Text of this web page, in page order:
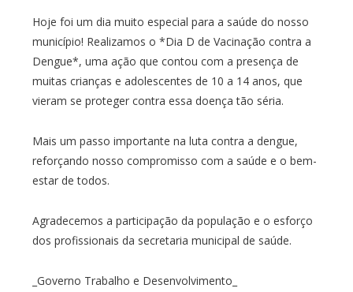
Hoje foi um dia muito especial para a saúde do nosso
município! Realizamos o *Dia D de Vacinação contra a
Dengue*, uma ação que contou com a presença de
muitas crianças e adolescentes de 10 a 14 anos, que
vieram se proteger contra essa doença tão séria.
Mais um passo importante na luta contra a dengue,
reforçando nosso compromisso com a saúde e o bem-
estar de todos.
Agradecemos a participação da população e o esforço
dos profissionais da secretaria municipal de saúde.
_Governo Trabalho e Desenvolvimento_